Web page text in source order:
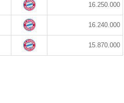
16.250.000
16.240.000
15.870.000